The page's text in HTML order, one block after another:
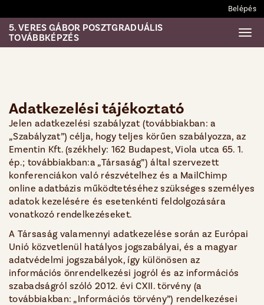
Belépés
5. VERES GÁBOR POSZTGRADUÁLIS
TOVÁBBKÉPZÉS
Adatkezelési tájékoztató
Jelen adatkezelési szabályzat (továbbiakban: a
„Szabályzat”) célja, hogy teljes körűen szabályozza, az
Ementin Kft. (székhely: 162 Budapest, Viola utca 65. 1.
ép.; továbbiakban:a „Társaság”) által szervezett
konferenciákon való részvételhez és a MailChimp
online adatbázis működtetéséhez szükséges személyes
adatok kezelésére és esetenkénti feldolgozására
vonatkozó rendelkezéseket.
A Társaság valamennyi adatkezelése során az Európai
Unió közvetlenül hatályos jogszabályai, és a magyar
adatvédelmi jogszabályok, így különösen az
információs önrendelkezési jogról és az információs
szabadságról szóló 2012. évi CXII. törvény (a
továbbiakban: „Információs törvény”) rendelkezései